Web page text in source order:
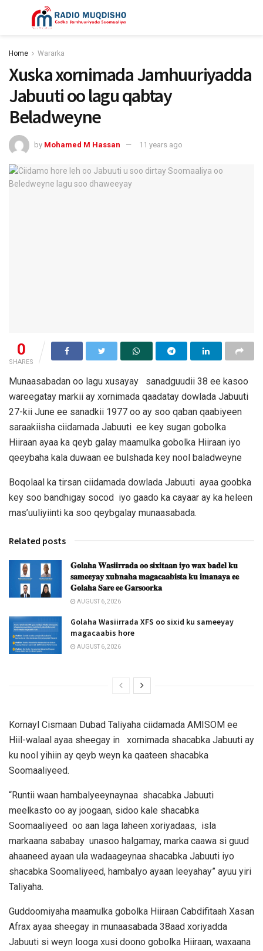
Home Wararka
Xuska xornimada Jamhuuriyadda
Jabuuti oo lagu qabtay
Beladweyne
by Mohamed M Hassan 11 years ago
0
SHARES
Munaasabadan oo lagu xusayay sanadguudii 38 ee kasoo
wareegatay markii ay xornimada qaadatay dowlada Jabuuti
27-kii June ee sanadkii 1977 oo ay soo qaban qaabiyeen
saraakiisha ciidamada Jabuuti ee key sugan gobolka
Hiiraan ayaa ka qeyb galay maamulka gobolka Hiiraan iyo
qeeybaha kala duwaan ee bulshada key nool baladweyne
Boqolaal ka tirsan ciidamada dowlada Jabuuti ayaa goobka
key soo bandhigay socod iyo gaado ka cayaar ay ka heleen
mas’uuliyiinti ka soo qeybgalay munaasabada.
Related posts
𝐆𝐨𝐥𝐚𝐡𝐚 𝐖𝐚𝐬𝐢𝐢𝐫𝐫𝐚𝐝𝐚 𝐨𝐨 𝐬𝐢𝐱𝐢𝐭𝐚𝐚𝐧 𝐢𝐲𝐨 𝐰𝐚𝐱 𝐛𝐚𝐝𝐞𝐥 𝐤𝐮
𝐬𝐚𝐦𝐞𝐞𝐲𝐚𝐲 𝐱𝐮𝐛𝐧𝐚𝐡𝐚 𝐦𝐚𝐠𝐚𝐜𝐚𝐚𝐛𝐢𝐬𝐭𝐚 𝐤𝐮 𝐢𝐦𝐚𝐧𝐚𝐲𝐚 𝐞𝐞
𝐆𝐨𝐥𝐚𝐡𝐚 𝐒𝐚𝐫𝐞 𝐞𝐞 𝐆𝐚𝐫𝐬𝐨𝐨𝐫𝐤𝐚
AUGUST 6, 2026
Golaha Wasiirrada XFS oo sixid ku sameeyay
magacaabis hore
AUGUST 6, 2026
Kornayl Cismaan Dubad Taliyaha ciidamada AMISOM ee
Hiil-walaal ayaa sheegay in xornimada shacabka Jabuuti ay
ku nool yihiin ay qeyb weyn ka qaateen shacabka
Soomaaliyeed.
“Runtii waan hambalyeeynaynaa shacabka Jabuuti
meelkasto oo ay joogaan, sidoo kale shacabka
Soomaaliyeed oo aan laga laheen xoriyadaas, isla
markaana sababay unasoo halgamay, marka caawa si guud
ahaaneed ayaan ula wadaageynaa shacabka Jabuuti iyo
shacabka Soomaliyeed, hambalyo ayaan leeyahay” ayuu yiri
Taliyaha.
Guddoomiyaha maamulka gobolka Hiiraan Cabdifitaah Xasan
Afrax ayaa sheegay in munaasabada 38aad xoriyadda
Jabuuti si weyn looga xusi doono gobolka Hiiraan, waxaana